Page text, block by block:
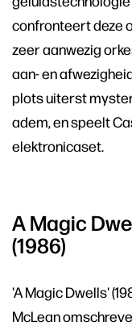
confronteert deze
zeer aanwezig
aan- en
plots uiterst
adem, en speelt
elektronicaset.
A Magic
(1986)
'A Magic Dwells'
McLean